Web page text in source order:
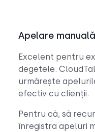
Apelare manuală
Excelent pentru
degetele.
urmărește
efectiv cu clienții.
Pentru că, să
înregistra apeluri